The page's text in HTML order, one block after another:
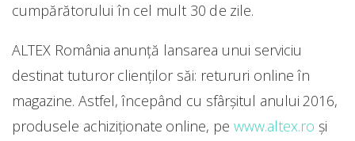
cumpărătorului în cel mult 30 de zile.
ALTEX România anunţă lansarea unui serviciu
destinat tuturor clienţilor săi: retururi online în
magazine. Astfel, începând cu sfârşitul anului 2016,
produsele achiziţionate online, pe www.altex.ro şi